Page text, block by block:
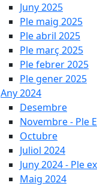
Juny 2025
Ple maig 2025
Ple abril 2025
Ple març 2025
Ple febrer 2025
Ple gener 2025
Any 2024
Desembre
Novembre - Ple
Octubre
Juliol 2024
Juny 2024 - Ple
Maig 2024